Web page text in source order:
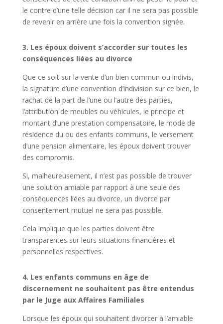
le contre d’une telle décision car il ne sera pas possible
de revenir en arrière une fois la convention signée.
3. Les époux doivent s’accorder sur toutes les
conséquences liées au divorce
Que ce soit sur la vente d’un bien commun ou indivis,
la signature d’une convention d’indivision sur ce bien, le
rachat de la part de l’une ou l’autre des parties,
l’attribution de meubles ou véhicules, le principe et
montant d’une prestation compensatoire, le mode de
résidence du ou des enfants communs, le versement
d’une pension alimentaire, les époux doivent trouver
des compromis.
Si, malheureusement, il n’est pas possible de trouver
une solution amiable par rapport à une seule des
conséquences liées au divorce, un divorce par
consentement mutuel ne sera pas possible.
Cela implique que les parties doivent être
transparentes sur leurs situations financières et
personnelles respectives.
4. Les enfants communs en âge de
discernement ne souhaitent pas être entendus
par le Juge aux Affaires Familiales
Lorsque les époux qui souhaitent divorcer à l’amiable